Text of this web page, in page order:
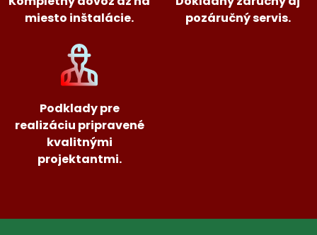
miesto inštalácie.
pozáručný servis.
Podklady pre
realizáciu pripravené
kvalitnými
projektantmi.